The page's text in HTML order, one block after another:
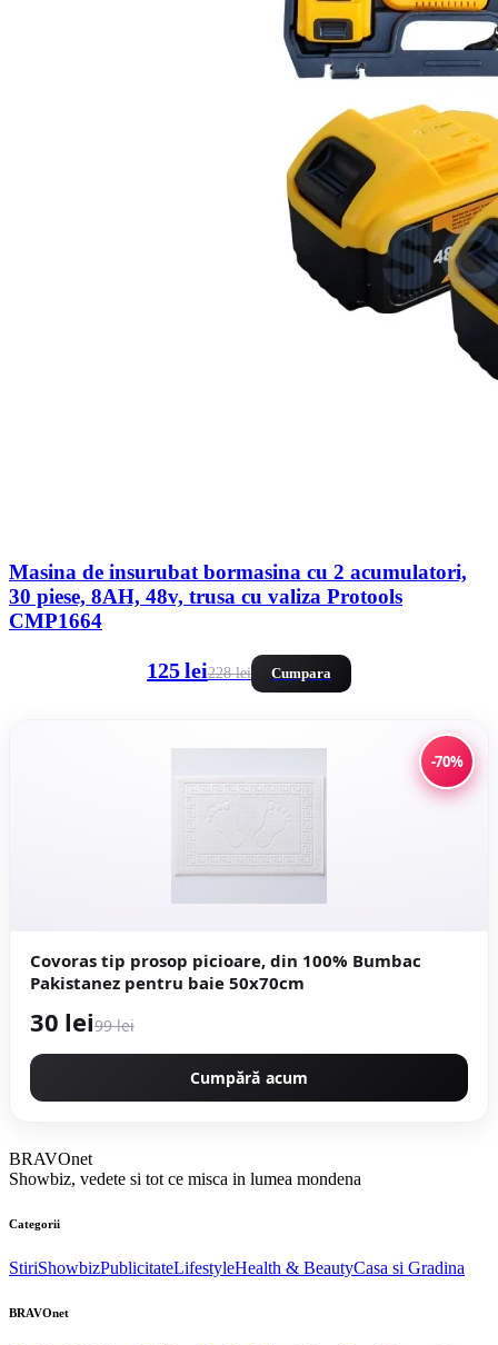
Masina de insurubat bormasina cu 2 acumulatori,
30 piese, 8AH, 48v, trusa cu valiza Protools
CMP1664
125 lei228 lei Cumpara
-70%
Covoras tip prosop picioare, din 100% Bumbac
Pakistanez pentru baie 50x70cm
30 lei99 lei
Cumpără acum
BRAVOnet
Showbiz, vedete si tot ce misca in lumea mondena
Categorii
StiriShowbizPublicitateLifestyleHealth & BeautyCasa si Gradina
BRAVOnet